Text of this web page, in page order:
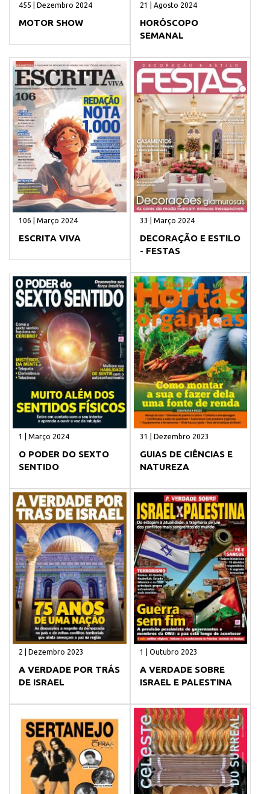
455 | Dezembro 2024
MOTOR SHOW
21 | Agosto 2024
HORÓSCOPO
SEMANAL
106 | Março 2024
ESCRITA VIVA
33 | Março 2024
DECORAÇÃO E ESTILO
- FESTAS
1 | Março 2024
O PODER DO SEXTO
SENTIDO
31 | Dezembro 2023
GUIAS DE CIÊNCIAS E
NATUREZA
2 | Dezembro 2023
A VERDADE POR TRÁS
DE ISRAEL
1 | Outubro 2023
A VERDADE SOBRE
ISRAEL E PALESTINA